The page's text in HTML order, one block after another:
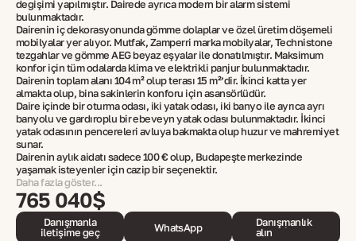
değişimi yapılmıştır. Dairede ayrıca modern bir alarm sistemi
bulunmaktadır.
Dairenin iç dekorasyonunda gömme dolaplar ve özel üretim döşemeli
mobilyalar yer alıyor. Mutfak, Zamperri marka mobilyalar, Technistone
tezgahlar ve gömme AEG beyaz eşyalar ile donatılmıştır. Maksimum
konfor için tüm odalarda klima ve elektrikli panjur bulunmaktadır.
Dairenin toplam alanı 104 m² olup terası 15 m²’dir. İkinci katta yer
almakta olup, bina sakinlerin konforu için asansörlüdür.
Daire içinde bir oturma odası, iki yatak odası, iki banyo ile ayrıca ayrı
banyolu ve gardıroplu bir ebeveyn yatak odası bulunmaktadır. İkinci
yatak odasının pencereleri avluya bakmakta olup huzur ve mahremiyet
sunar.
Dairenin aylık aidatı sadece 100 € olup, Budapeşte merkezinde
yaşamak isteyenler için cazip bir seçenektir.
Daha fazla göster...
765 040$
Danışmanla
iletişime geç
WhatsApp
Danışmanlık
alın